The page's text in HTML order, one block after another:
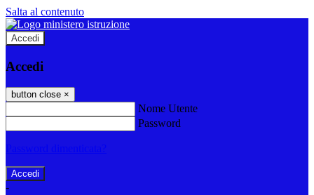
Salta al contenuto
Accedi
Accedi
button close ×
Nome Utente
Password
-